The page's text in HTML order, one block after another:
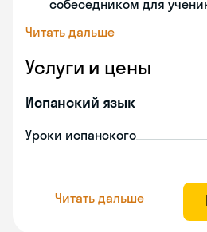
собеседником для
Читать дальше
Услуги и цены
Испанский язык
Уроки испанского
Читать дальше